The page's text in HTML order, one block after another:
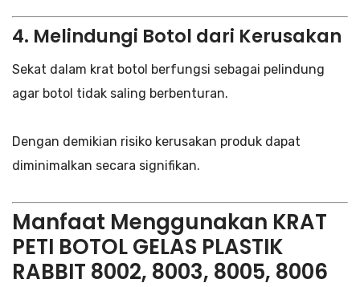
4. Melindungi Botol dari Kerusakan
Sekat dalam krat botol berfungsi sebagai pelindung
agar botol tidak saling berbenturan.
Dengan demikian risiko kerusakan produk dapat
diminimalkan secara signifikan.
Manfaat Menggunakan KRAT
PETI BOTOL GELAS PLASTIK
RABBIT 8002, 8003, 8005, 8006